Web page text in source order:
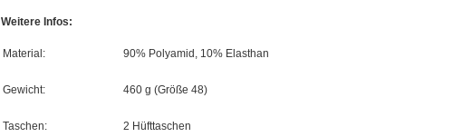
Weitere Infos:
Material: 90% Polyamid, 10% Elasthan
Gewicht: 460 g (Größe 48)
Taschen:
2 Hüfttaschen